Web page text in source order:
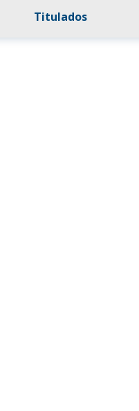
Titulados